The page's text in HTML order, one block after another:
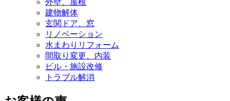
外壁、屋根
建物解体
玄関ドア、窓
リノベーション
水まわりリフォーム
間取り変更、内装
ビル・施設改修
トラブル解消